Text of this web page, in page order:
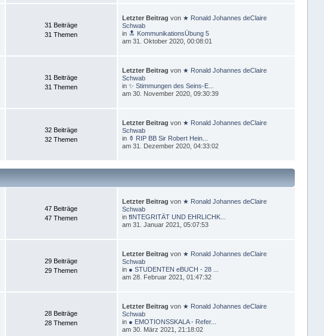
31 Beiträge
31 Themen
Letzter Beitrag von ★ Ronald Johannes deClaire
Schwab
in 🔝 KommunikationsÜbung 5
am 31. Oktober 2020, 00:08:01
31 Beiträge
31 Themen
Letzter Beitrag von ★ Ronald Johannes deClaire
Schwab
in✨ Stimmungen des Seins-E...
am 30. November 2020, 09:30:39
32 Beiträge
32 Themen
Letzter Beitrag von ★ Ronald Johannes deClaire
Schwab
in ⚱ RIP BB Sir Robert Hein...
am 31. Dezember 2020, 04:33:02
47 Beiträge
47 Themen
Letzter Beitrag von ★ Ronald Johannes deClaire
Schwab
in❗INTEGRITÄT UND EHRLICHK...
am 31. Januar 2021, 05:07:53
29 Beiträge
29 Themen
Letzter Beitrag von ★ Ronald Johannes deClaire
Schwab
in ● STUDENTEN eBUCH - 28 ...
am 28. Februar 2021, 01:47:32
28 Beiträge
28 Themen
Letzter Beitrag von ★ Ronald Johannes deClaire
Schwab
in ● EMOTIONSSKALA - Refer...
am 30. März 2021, 21:18:02